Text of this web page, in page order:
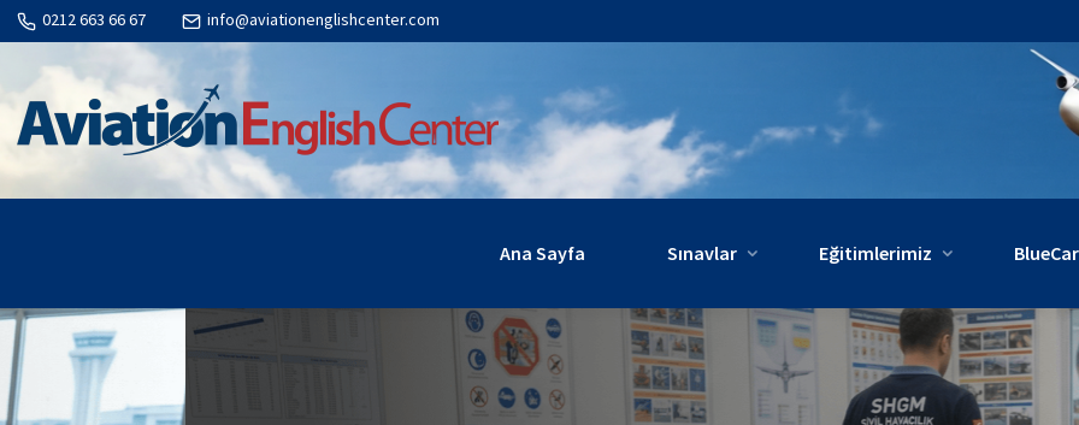
0212 663 66 67 info@aviationenglishcenter.com
Ana Sayfa Sınavlar Eğitimlerimiz